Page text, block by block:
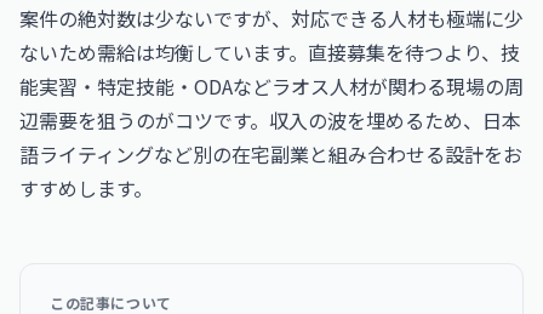
案件の絶対数は少ないですが、対応できる人材も極端に少
ないため需給は均衡しています。直接募集を待つより、技
能実習・特定技能・ODAなどラオス人材が関わる現場の周
辺需要を狙うのがコツです。収入の波を埋めるため、日本
語ライティングなど別の在宅副業と組み合わせる設計をお
すすめします。
この記事について